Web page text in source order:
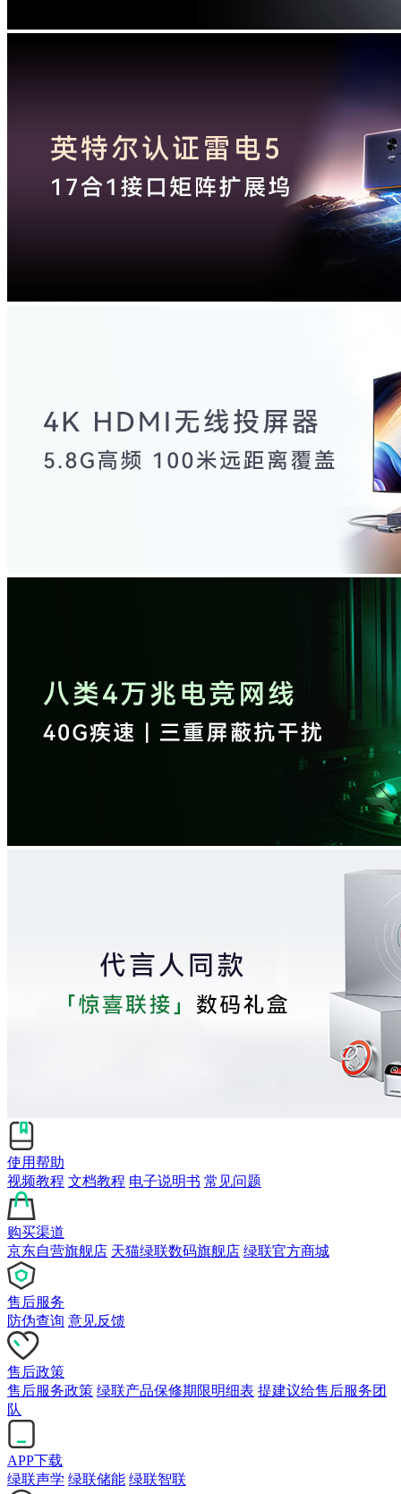
使用帮助
视频教程 文档教程 电子说明书 常见问题
购买渠道
京东自营旗舰店 天猫绿联数码旗舰店 绿联官方商城
售后服务
防伪查询 意见反馈
售后政策
售后服务政策 绿联产品保修期限明细表 提建议给售后服务团
队
APP下载
绿联声学 绿联储能 绿联智联